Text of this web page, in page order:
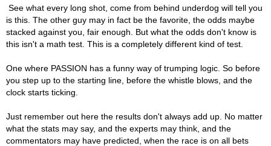
See what every long shot, come from behind underdog will tell you
is this. The other guy may in fact be the favorite, the odds maybe
stacked against you, fair enough. But what the odds don't know is
this isn't a math test. This is a completely different kind of test.
One where PASSION has a funny way of trumping logic. So before
you step up to the starting line, before the whistle blows, and the
clock starts ticking.
Just remember out here the results don't always add up. No matter
what the stats may say, and the experts may think, and the
commentators may have predicted, when the race is on all bets